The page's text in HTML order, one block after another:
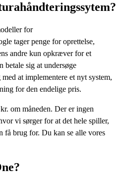
for
tager penge for oprettelse,
andre kun opkræver for et
betale sig at undersøge
at implementere et nyt system,
for den endelige pris.
om måneden. Der er ingen
vi sørger for at det hele spiller,
få brug for. Du kan se alle vores